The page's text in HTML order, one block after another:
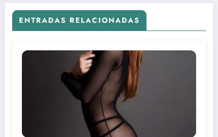
ENTRADAS RELACIONADAS